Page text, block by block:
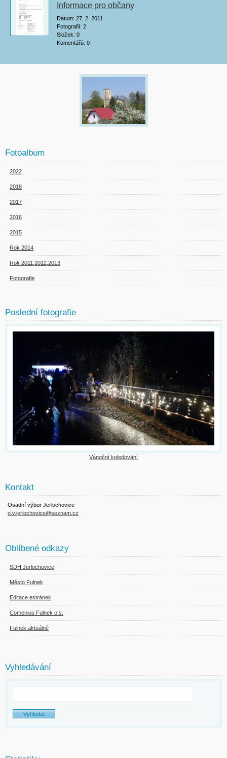
Informace pro občany
Datum: 27. 2. 2011
Fotografií: 2
Složek: 0
Komentářů: 0
Fotoalbum
2022
2018
2017
2016
2015
Rok 2014
Rok 2011,2012,2013
Fotografie
Poslední fotografie
Vánoční koledování
Kontakt
Osadní výbor Jerlochovice
o.v.jerlochovice@seznam.cz
Oblíbené odkazy
SDH Jerlochovice
Město Fulnek
Editace estránek
Comenius Fulnek o.s.
Fulnek aktuálně
Vyhledávání